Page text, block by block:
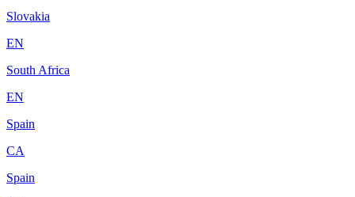
Slovakia
EN
South Africa
EN
Spain
CA
Spain